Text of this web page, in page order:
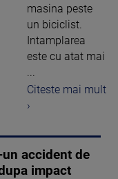
masina peste
un biciclist.
Intamplarea
este cu atat mai
...
Citeste mai mult
›
accident de
impact